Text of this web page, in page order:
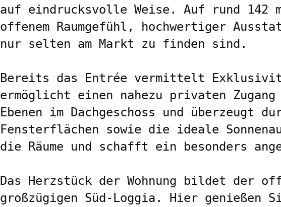
auf eindrucksvolle Weise. Auf rund 142
offenem Raumgefühl, hochwertiger
nur selten am Markt zu finden sind.
Bereits das Entrée vermittelt
ermöglicht einen nahezu privaten
Ebenen im Dachgeschoss und überzeugt
Fensterflächen sowie die ideale
die Räume und schafft ein besonders
Das Herzstück der Wohnung bildet der
großzügigen Süd-Loggia. Hier genießen